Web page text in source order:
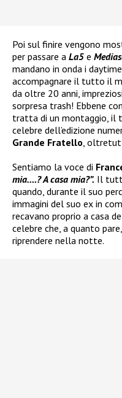
Poi sul finire vengono
per passare a La5 e
mandano in onda i
accompagnare il tutto il
da oltre 20 anni,
sorpresa trash! Ebbene
tratta di un montaggio, il
celebre dell’edizione
Grande Fratello,
Sentiamo la voce di
mia….? A casa mia?”. Il
quando, durante il suo
immagini del suo ex in
recavano proprio a casa
celebre che, a quanto
riprendere nella notte.